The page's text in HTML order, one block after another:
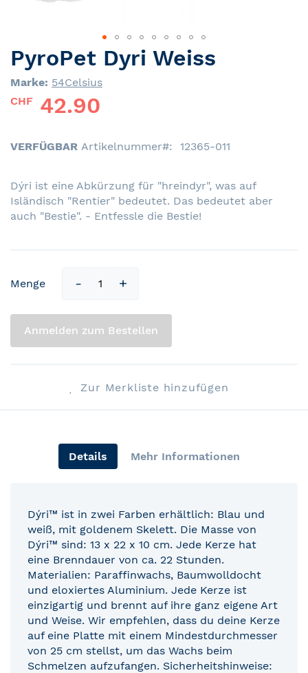
Skip
to
the
beginning
images
PyroPet Dyri Weiss
Marke: 54Celsius
CHF 42.90
VERFÜGBAR Artikelnummer 12365-011
Dýri ist eine Abkürzung für "hreindyr", was auf
Isländisch "Rentier" bedeutet. Das bedeutet aber
auch "Bestie". - Entfessle die Bestie!
Menge
Anmelden zum Bestellen
Zur Merkliste hinzufügen
Details Mehr Informationen
Dýri™ ist in zwei Farben erhältlich: Blau und
weiß, mit goldenem Skelett. Die Masse von
Dýri™ sind: 13 x 22 x 10 cm. Jede Kerze hat
eine Brenndauer von ca. 22 Stunden.
Materialien: Paraffinwachs, Baumwolldocht
und eloxiertes Aluminium. Jede Kerze ist
einzigartig und brennt auf ihre ganz eigene Art
und Weise. Wir empfehlen, dass du deine Kerze
auf eine Platte mit einem Mindestdurchmesser
von 25 cm stellst, um das Wachs beim
Schmelzen aufzufangen. Sicherheitshinweise: